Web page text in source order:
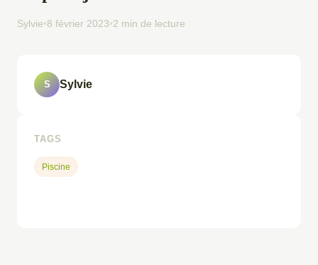
Sylvie•8 février 2023•2 min de lecture
S Sylvie
TAGS
Piscine